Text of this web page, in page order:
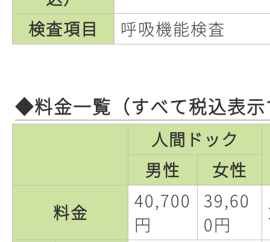
検査項目
呼吸機能検査
◆料金一覧（すべて税込表
人間ドック
男性
女性
料金
40,700
円
39,60
0円